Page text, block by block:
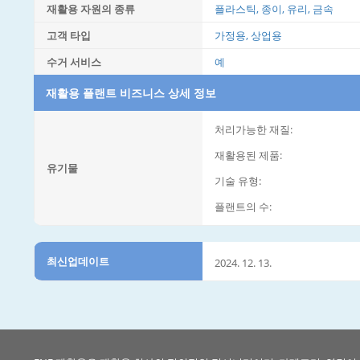
재활용 자원의 종류
플라스틱, 종이, 유리, 금속
고객 타입
가정용, 상업용
수거 서비스
예
재활용 플랜트 비즈니스 상세 정보
유기물
처리가능한 재질:
재활용된 제품:
기술 유형:
플랜트의 수:
최신업데이트 2024. 12. 13.